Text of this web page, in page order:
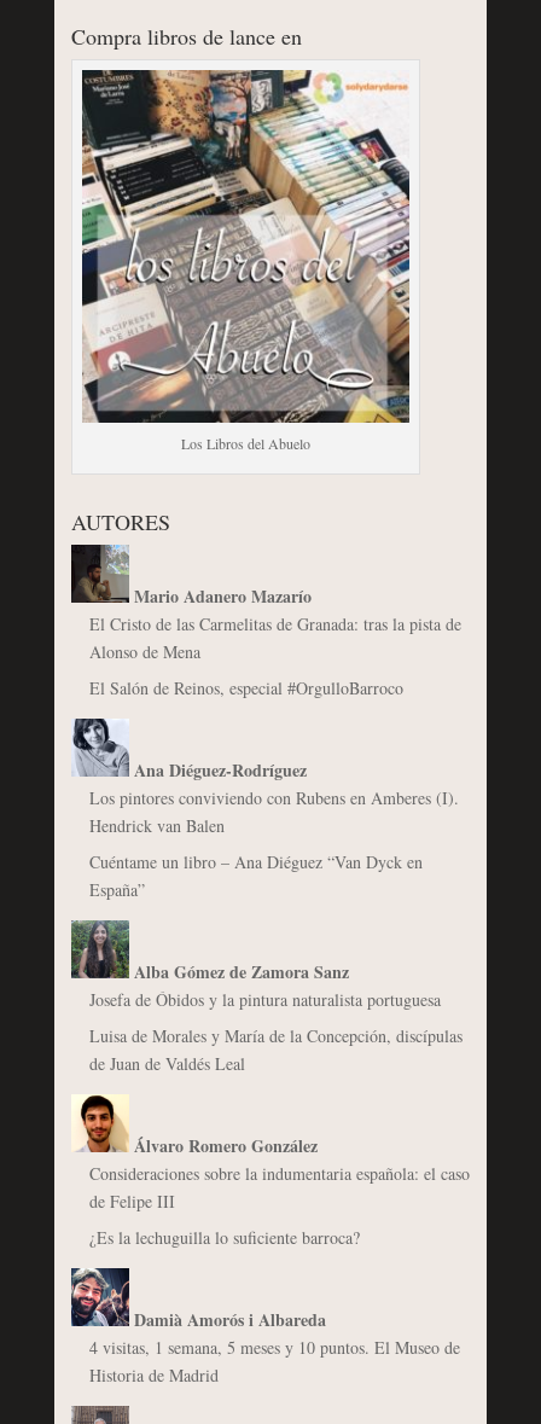
Compra libros de lance en
Los Libros del Abuelo
AUTORES
Mario Adanero Mazarío
El Cristo de las Carmelitas de Granada: tras la pista de
Alonso de Mena
El Salón de Reinos, especial #OrgulloBarroco
Ana Diéguez-Rodríguez
Los pintores conviviendo con Rubens en Amberes (I).
Hendrick van Balen
Cuéntame un libro – Ana Diéguez “Van Dyck en
España”
Alba Gómez de Zamora Sanz
Josefa de Óbidos y la pintura naturalista portuguesa
Luisa de Morales y María de la Concepción, discípulas
de Juan de Valdés Leal
Álvaro Romero González
Consideraciones sobre la indumentaria española: el caso
de Felipe III
¿Es la lechuguilla lo suficiente barroca?
Damià Amorós i Albareda
4 visitas, 1 semana, 5 meses y 10 puntos. El Museo de
Historia de Madrid